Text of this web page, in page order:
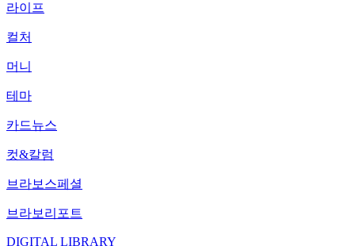
라이프
컬처
머니
테마
카드뉴스
컷&칼럼
브라보스페셜
브라보리포트
DIGITAL LIBRARY